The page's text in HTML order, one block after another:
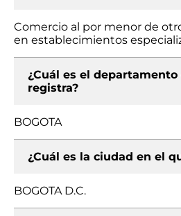
Comercio al por menor de
en establecimientos
¿Cuál es el departamento
registra?
BOGOTA
¿Cuál es la ciudad en el
BOGOTA D.C.